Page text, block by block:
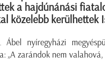
a hajdúnánási
közelebb kerülhettek
Ábel nyíregyházi
„A zarándok nem